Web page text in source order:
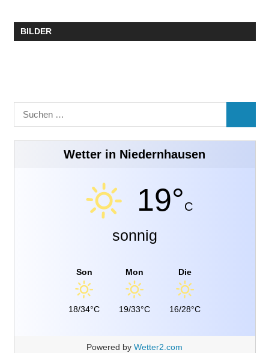
BILDER
Suchen
nach:
Wetter in Niedernhausen
19°C
sonnig
Son
18/34°C
Mon
19/33°C
Die
16/28°C
Powered by Wetter2.com